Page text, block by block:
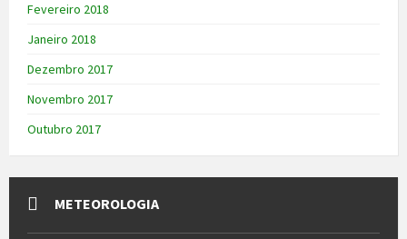
Fevereiro 2018
Janeiro 2018
Dezembro 2017
Novembro 2017
Outubro 2017
METEOROLOGIA